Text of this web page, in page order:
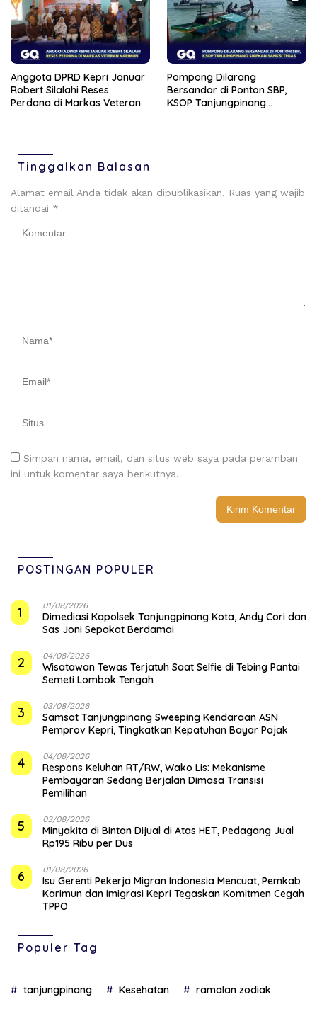
Anggota DPRD Kepri Januar
Robert Silalahi Reses
Perdana di Markas Veteran
Pompong Dilarang
Bersandar di Ponton SBP,
KSOP Tanjungpinang
Tinggalkan Balasan
Alamat email Anda tidak akan dipublikasikan. Ruas yang wajib
ditandai *
Simpan nama, email, dan situs web saya pada peramban
ini untuk komentar saya berikutnya.
POSTINGAN POPULER
1 01/08/2026
Dimediasi Kapolsek Tanjungpinang Kota, Andy Cori dan
Sas Joni Sepakat Berdamai
2 04/08/2026
Wisatawan Tewas Terjatuh Saat Selfie di Tebing Pantai
Semeti Lombok Tengah
3 03/08/2026
Samsat Tanjungpinang Sweeping Kendaraan ASN
Pemprov Kepri, Tingkatkan Kepatuhan Bayar Pajak
4 04/08/2026
‎Respons Keluhan RT/RW, Wako Lis: Mekanisme
Pembayaran Sedang Berjalan Dimasa Transisi
Pemilihan
5 03/08/2026
Minyakita di Bintan Dijual di Atas HET, Pedagang Jual
Rp195 Ribu per Dus
6 01/08/2026
Isu Gerenti Pekerja Migran Indonesia Mencuat, Pemkab
Karimun dan Imigrasi Kepri Tegaskan Komitmen Cegah
TPPO
Populer Tag
tanjungpinang Kesehatan ramalan zodiak